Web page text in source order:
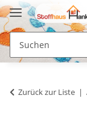
Zurück zur Liste